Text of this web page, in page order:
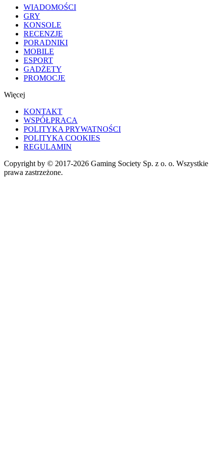
WIADOMOŚCI
GRY
KONSOLE
RECENZJE
PORADNIKI
MOBILE
ESPORT
GADŻETY
PROMOCJE
Więcej
KONTAKT
WSPÓŁPRACA
POLITYKA PRYWATNOŚCI
POLITYKA COOKIES
REGULAMIN
Copyright by © 2017-2026 Gaming Society Sp. z o. o. Wszystkie
prawa zastrzeżone.